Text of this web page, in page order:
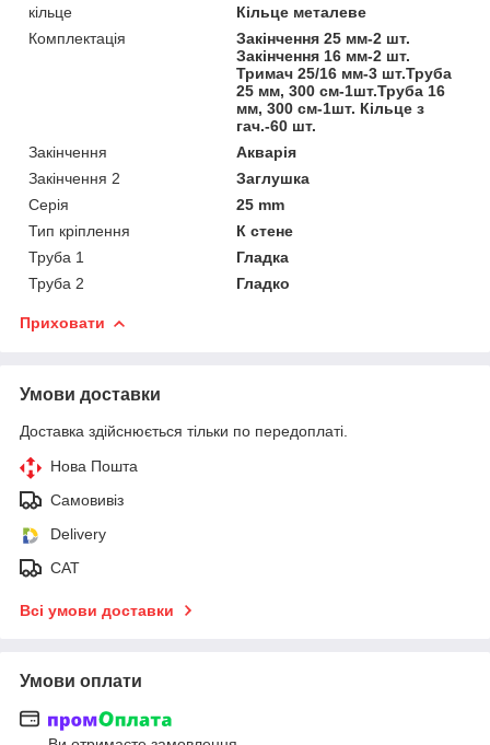
кільце
Кільце металеве
Комплектація
Закінчення 25 мм-2 шт.
Закінчення 16 мм-2 шт.
Тримач 25/16 мм-3 шт.Труба
25 мм, 300 см-1шт.Труба 16
мм, 300 см-1шт. Кільце з
гач.-60 шт.
Закінчення
Акварія
Закінчення 2
Заглушка
Серія
25 mm
Тип кріплення
К стене
Труба 1
Гладка
Труба 2
Гладко
Приховати
Умови доставки
Доставка здійснюється тільки по передоплаті.
Нова Пошта
Самовивіз
Delivery
САТ
Всі умови доставки
Умови оплати